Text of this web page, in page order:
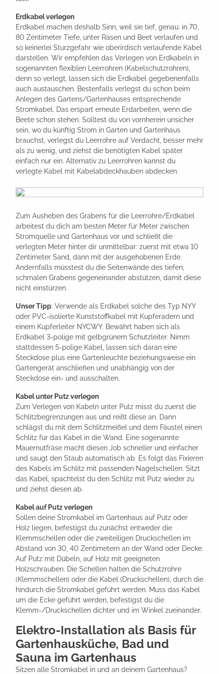
Erdkabel verlegen
Erdkabel machen deshalb Sinn, weil sie tief, genau: in 70,
80 Zentimeter Tiefe, unter Rasen und Beet verlaufen und
so keinerlei Sturzgefahr wie oberirdisch verlaufende Kabel
darstellen. Wir empfehlen das Verlegen von Erdkabeln in
sogenannten flexiblen Leerrohren (Kabelschutzrohren),
denn so verlegt, lassen sich die Erdkabel gegebenenfalls
auch austauschen. Bestenfalls verlegst du schon beim
Anlegen des Gartens/Gartenhauses entsprechende
Stromkabel. Das erspart erneute Erdarbeiten, wenn die
Beete schon stehen. Solltest du von vornherein unsicher
sein, wo du künftig Strom in Garten und Gartenhaus
brauchst, verlegst du Leerrohre auf Verdacht, besser mehr
als zu wenig, und ziehst die benötigten Kabel später
einfach nur ein. Alternativ zu Leerrohren kannst du
verlegte Kabel mit Kabelabdeckhauben abdecken.
Zum Ausheben des Grabens für die Leerrohre/Erdkabel
arbeitest du dich am besten Meter für Meter zwischen
Stromquelle und Gartenhaus vor und schließt die
verlegten Meter hinter dir unmittelbar: zuerst mit etwa 10
Zentimeter Sand, dann mit der ausgehobenen Erde.
Andernfalls müsstest du die Seitenwände des tiefen,
schmalen Grabens gegeneinander abstützen, damit diese
nicht einstürzen.
Unser Tipp: Verwende als Erdkabel solche des Typ NYY
oder PVC-isolierte Kunststoffkabel mit Kupferadern und
einem Kupferleiter NYCWY. Bewährt haben sich als
Erdkabel 3-polige mit gelbgrünem Schutzleiter. Nimm
stattdessen 5-polige Kabel, lassen sich daran eine
Steckdose plus eine Gartenleuchte beziehungsweise ein
Gartengerät anschließen und unabhängig von der
Steckdose ein- und ausschalten.
Kabel unter Putz verlegen
Zum Verlegen von Kabeln unter Putz misst du zuerst die
Schlitzbegrenzungen aus und reißt diese an. Dann
schlägst du mit dem Schlitzmeißel und dem Fäustel einen
Schlitz für das Kabel in die Wand. Eine sogenannte
Mauernutfräse macht diesen Job schneller und einfacher
und saugt den Staub automatisch ab. Es folgt das Fixieren
des Kabels im Schlitz mit passenden Nagelschellen. Sitzt
das Kabel, spachtelst du den Schlitz mit Putz wieder zu
und ziehst diesen ab.
Kabel auf Putz verlegen
Sollen deine Stromkabel im Gartenhaus auf Putz oder
Holz liegen, befestigst du zunächst entweder die
Klemmschellen oder die zweiteiligen Druckschellen im
Abstand von 30, 40 Zentimetern an der Wand oder Decke.
Auf Putz mit Dübeln, auf Holz mit geeigneten
Holzschrauben. Die Schellen halten die Schutzrohre
(Klemmschellen) oder die Kabel (Druckschellen), durch die
hindurch die Stromkabel geführt werden. Muss das Kabel
um die Ecke geführt werden, befestigst du die
Klemm-/Druckschellen dichter und im Winkel zueinander.
Elektro-Installation als Basis für
Gartenhausküche, Bad und
Sauna im Gartenhaus
Sitzen alle Stromkabel in und an deinem Gartenhaus?